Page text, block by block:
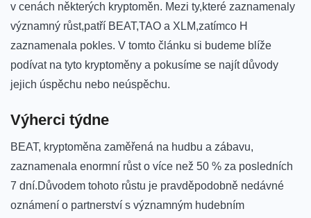
v cenách některých kryptoměn. ‍Mezi ty,které zaznamenaly
významný růst,patří BEAT,TAO a ‌XLM,zatímco H
zaznamenala pokles. V tomto článku si budeme blíže
podívat na tyto kryptoměny a pokusíme se najít důvody
jejich úspěchu nebo neúspěchu.
Výherci týdne
BEAT, kryptoměna zaměřená ‌na hudbu a zábavu,
zaznamenala enormní růst o více než 50 % za posledních
7 dní.Důvodem tohoto růstu je pravděpodobně nedávné
oznámení o partnerství s významným hudebním